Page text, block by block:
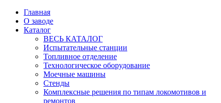
Главная
О заводе
Каталог
ВЕСЬ КАТАЛОГ
Испытательные станции
Топливное отделение
Технологическое оборудование
Моечные машины
Стенды
Комплексные решения по типам локомотивов и
ремонтов